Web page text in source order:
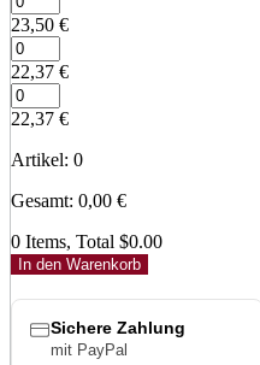
23,50 €
22,37 €
22,37 €
Artikel: 0
Gesamt: 0,00 €
0 Items, Total $0.00
In den Warenkorb
Sichere Zahlung
mit PayPal